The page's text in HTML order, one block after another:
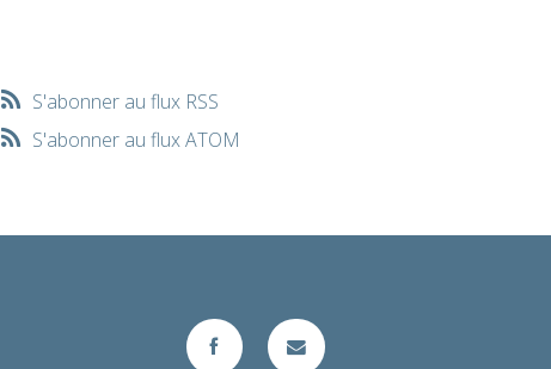
S'abonner au flux RSS
S'abonner au flux ATOM